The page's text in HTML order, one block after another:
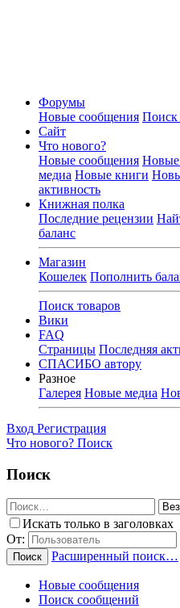
Форумы
Новые сообщения Поиск
Сайт
Что нового?
Новые сообщения Новые
медиа Новые книги
активность
Книжная полка
Последние рецензии
баланс
Магазин
Кошелек Пополнить
Поиск товаров
Вики
FAQ
Страницы Последняя
СПАСИБО автору
Разное
Галерея Новые медиа
Вход Регистрация
Что нового? Поиск
Поиск
Искать только в заголовках
От:
Поиск Расширенный поиск…
Новые сообщения
Поиск сообщений